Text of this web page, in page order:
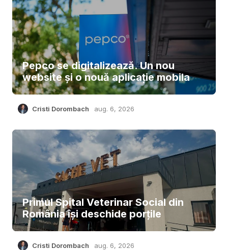
Pepco se digitalizează. Un nou
website și o nouă aplicație mobila
Cristi Dorombach aug. 6, 2026
Primul Spital Veterinar Social din
România își deschide porțile
Cristi Dorombach aug. 6, 2026